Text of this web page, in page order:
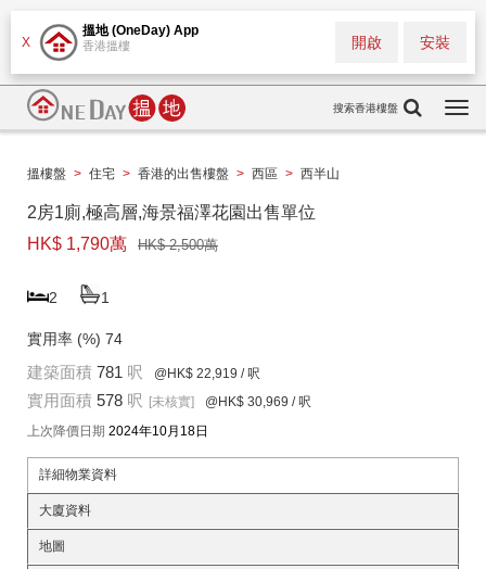
X
搵地 (OneDay) App
香港搵樓 安裝
開啟
搜索香港樓盤
搵樓盤 > 住宅 > 香港的出售樓盤 > 西區 > 西半山
2房1廁,極高層,海景福澤花園出售單位
HK$ 1,790萬
HK$ 2,500萬
2 1
實用率 (%) 74
建築面積 781 呎 @HK$ 22,919 / 呎
實用面積 578 呎 [未核實] @HK$ 30,969 / 呎
上次降價日期 2024年10月18日
詳細物業資料
大廈資料
地圖